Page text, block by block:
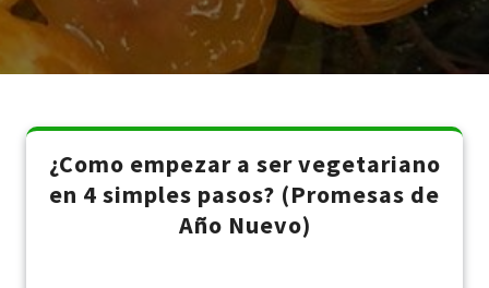
¿Como empezar a ser vegetariano
en 4 simples pasos? (Promesas de
Año Nuevo)